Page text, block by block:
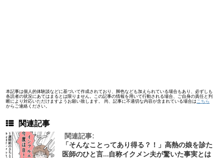
本記事は個人的体験談などに基づいて作成されており、脚色なども加えられている場合もあり、必ずしも
各読者の状況にあてはまるとは限りません。この記事の情報を用いて行動される場合、ご自身の責任と判
断により対応いただけますようお願い致します。 尚、記事に不適切な内容が含まれている場合は こちら
からご連絡ください。
関連記事
関連記事:
「そんなことってあり得る？！」高熱の娘を診た
医師のひと言…自称イクメン夫が驚いた事実とは